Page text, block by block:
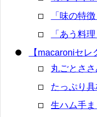
「味の特
「あう料
【macaroniセ
丸ごとさ
たっぷり
生ハム手ま